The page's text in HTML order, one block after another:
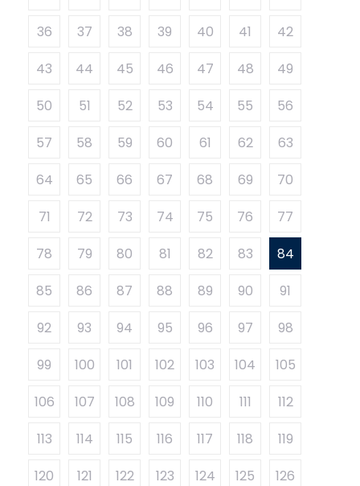
36
37 38 39 40 41
42
43
44 45 46 47 48
49
50
51 52 53 54 55
56
57
58 59 60 61 62
63
64
65 66 67 68 69
70
71
72 73 74 75 76
77
78
79 80 81 82 83
84
85
86 87 88 89 90
91
92
93 94 95 96 97
98
99
100 101 102 103 104
105
106
107 108 109 110 111
112
113
114 115 116 117 118
119
120
121 122 123 124 125
126